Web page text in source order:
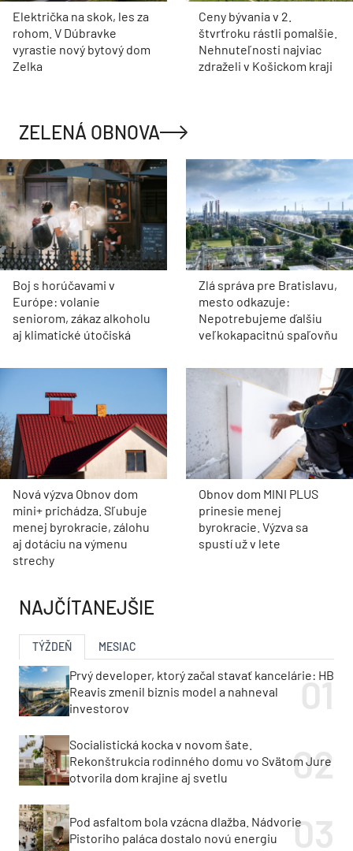
Električka na skok, les za
rohom. V Dúbravke
vyrastie nový bytový dom
Zelka
Ceny bývania v 2.
štvrťroku rástli pomalšie.
Nehnuteľnosti najviac
zdraželi v Košickom kraji
ZELENÁ OBNOVA
Boj s horúčavami v
Európe: volanie
seniorom, zákaz alkoholu
aj klimatické útočiská
Zlá správa pre Bratislavu,
mesto odkazuje:
Nepotrebujeme ďalšiu
veľkokapacitnú spaľovňu
Nová výzva Obnov dom
mini+ prichádza. Sľubuje
menej byrokracie, zálohu
aj dotáciu na výmenu
strechy
Obnov dom MINI PLUS
prinesie menej
byrokracie. Výzva sa
spustí už v lete
NAJČÍTANEJŠIE
TÝŽDEŇ MESIAC
Prvý developer, ktorý začal stavať kancelárie: HB
Reavis zmenil biznis model a nahneval
investorov
Socialistická kocka v novom šate.
Rekonštrukcia rodinného domu vo Svätom Jure
otvorila dom krajine aj svetlu
Pod asfaltom bola vzácna dlažba. Nádvorie
Pistoriho paláca dostalo novú energiu